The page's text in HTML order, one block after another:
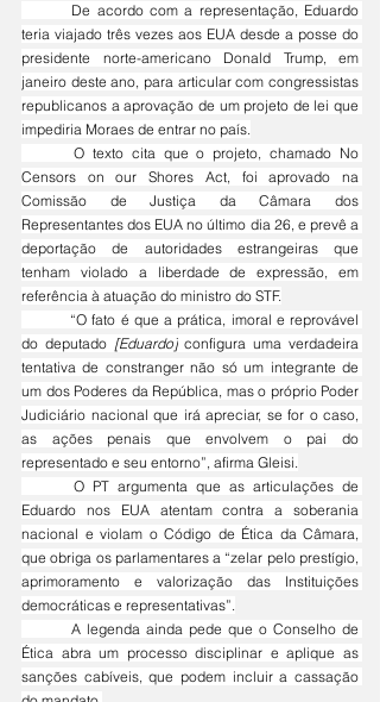
teria viajado três vezes aos EUA desde a posse do
presidente norte-americano Donald Trump, em
janeiro deste ano, para articular com congressistas
republicanos a aprovação de um projeto de lei que
impediria Moraes de entrar no país.
Censors on our Shores Act, foi aprovado na
Comissão de Justiça da Câmara dos
Representantes dos EUA no último dia 26, e prevê a
deportação de autoridades estrangeiras que
tenham violado a liberdade de expressão, em
referência à atuação do ministro do STF.
do deputado [Eduardo] configura uma verdadeira
tentativa de constranger não só um integrante de
um dos Poderes da República, mas o próprio Poder
Judiciário nacional que irá apreciar, se for o caso,
as ações penais que envolvem o pai do
representado e seu entorno”, afirma Gleisi.
Eduardo nos EUA atentam contra a soberania
nacional e violam o Código de Ética da Câmara,
que obriga os parlamentares a “zelar pelo prestígio,
aprimoramento e valorização das Instituições
democráticas e representativas”.
Ética abra um processo disciplinar e aplique as
sanções cabíveis, que podem incluir a cassação